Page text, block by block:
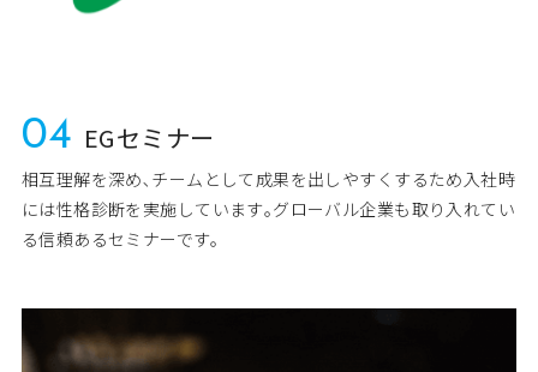
04 EGセミナー
相互理解を深め､チームとして成果を出しやすくするため入社時
には性格診断を実施しています｡グローバル企業も取り入れてい
る信頼あるセミナーです。